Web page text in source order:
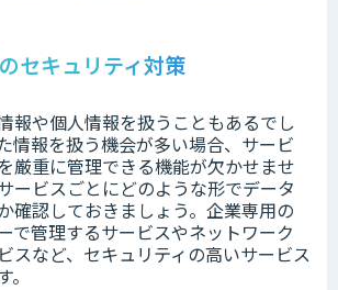
セキュリティ対策
報や個人情報を扱うこともあるでし
情報を扱う機会が多い場合、サービ
厳重に管理できる機能が欠かせませ
ービスごとにどのような形でデータ
確認しておきましょう。企業専用の
で管理するサービスやネットワーク
スなど、セキュリティの高いサービス